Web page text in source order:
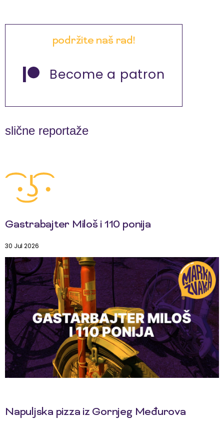
podržite naš rad!
Become a patron
slične reportaže
Gastrabajter Miloš i 110 ponija
30 Jul 2026
Napuljska pizza iz Gornjeg Međurova